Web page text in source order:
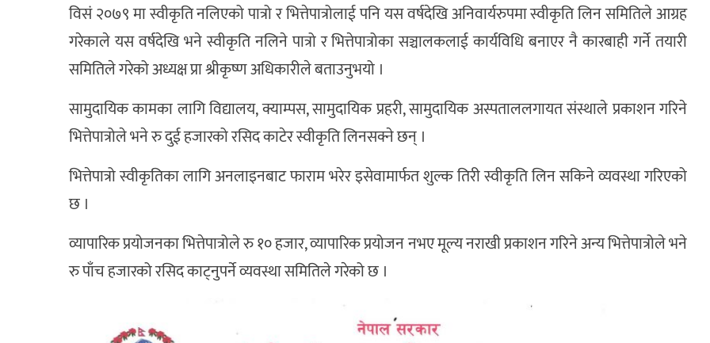
विसं २०७९ मा स्वीकृति नलिएको पात्रो र भित्तेपात्रोलाई पनि यस वर्षदेखि अनिवार्यरुपमा स्वीकृति लिन समितिले आग्रह
गरेकाले यस वर्षदेखि भने स्वीकृति नलिने पात्रो र भित्तेपात्रोका सञ्चालकलाई कार्यविधि बनाएर नै कारबाही गर्ने तयारी
समितिले गरेको अध्यक्ष प्रा श्रीकृष्ण अधिकारीले बताउनुभयो ।
सामुदायिक कामका लागि विद्यालय, क्याम्पस, सामुदायिक प्रहरी, सामुदायिक अस्पताललगायत संस्थाले प्रकाशन गरिने
भित्तेपात्रोले भने रु दुई हजारको रसिद काटेर स्वीकृति लिनसक्ने छन् ।
भित्तेपात्रो स्वीकृतिका लागि अनलाइनबाट फाराम भरेर इसेवामार्फत शुल्क तिरी स्वीकृति लिन सकिने व्यवस्था गरिएको
छ ।
व्यापारिक प्रयोजनका भित्तेपात्रोले रु १० हजार, व्यापारिक प्रयोजन नभए मूल्य नराखी प्रकाशन गरिने अन्य भित्तेपात्रोले भने
रु पाँच हजारको रसिद काट्नुपर्ने व्यवस्था समितिले गरेको छ ।